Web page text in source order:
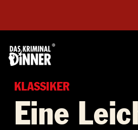
KLASSIKER
Eine